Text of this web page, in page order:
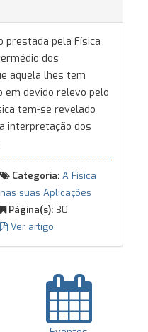
prestada pela Física
dos
aquela lhes tem
em devido relevo pelo
tem-se revelado
interpretação dos
Categoria: A Física
nas suas Aplicações
Página(s): 30
Ver artigo